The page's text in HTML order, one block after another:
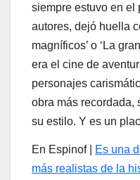
siempre estuvo en el
autores, dejó huella
magníficos’ o ‘La
era el cine de
personajes
obra más recordada,
su estilo. Y es un
En Espinof |
Es una
más realistas de la